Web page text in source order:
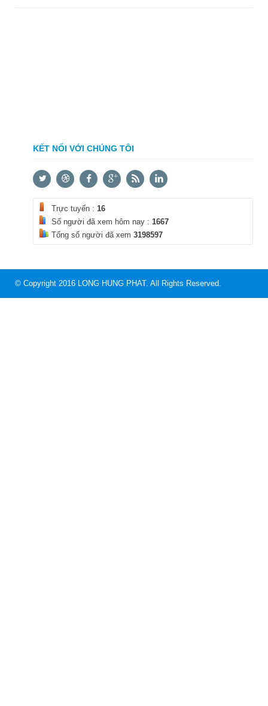
KẾT NỐI VỚI CHÚNG TÔI
Trực tuyến : 16
Số người đã xem hôm nay : 1667
Tổng số người đã xem 3198597
© Copyright 2016 LONG HUNG PHAT. All Rights Reserved.